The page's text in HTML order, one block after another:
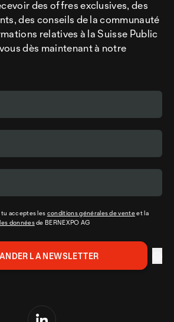
des offres exclusives, des
des conseils de la communauté
relatives à la Suisse Public
dès maintenant à notre
acceptes les conditions générales de venteet la
donnéesde BERNEXPO AG